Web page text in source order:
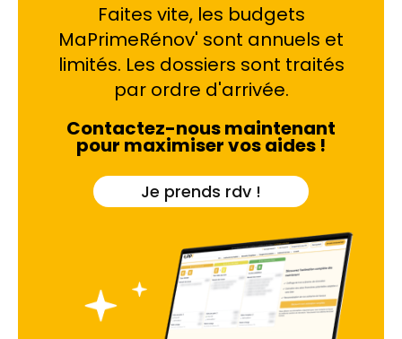
Faites vite, les budgets
MaPrimeRénov' sont annuels et
limités. Les dossiers sont traités
par ordre d'arrivée.
Contactez-nous maintenant
pour maximiser vos aides !
Je prends rdv !